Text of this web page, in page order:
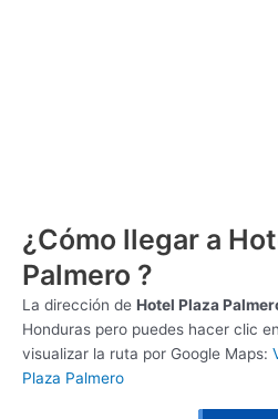
¿Cómo llegar a
Palmero ?
La dirección de Hotel Plaza
Honduras pero puedes hacer clic
visualizar la ruta por Google Maps:
Plaza Palmero